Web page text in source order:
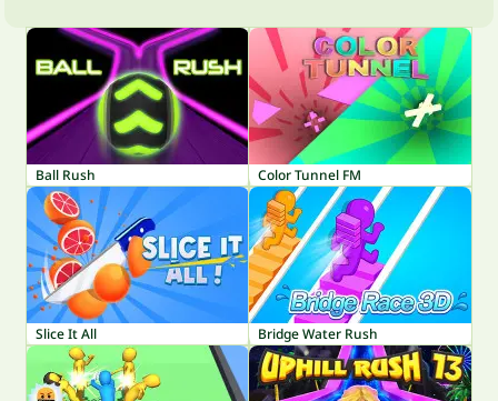
Ball Rush Color Tunnel FM
Slice It All Bridge Water Rush